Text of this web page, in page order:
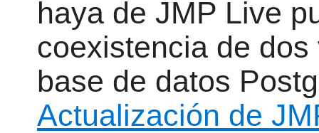
haya de JMP Live
coexistencia de
base de datos
Actualización de